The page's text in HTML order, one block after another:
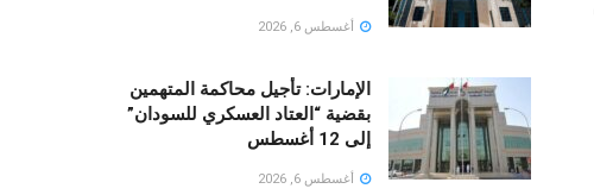
أغسطس 6, 2026
الإمارات: تأجيل محاكمة المتهمين
بقضية “العتاد العسكري للسودان”
إلى 12 أغسطس
أغسطس 6, 2026